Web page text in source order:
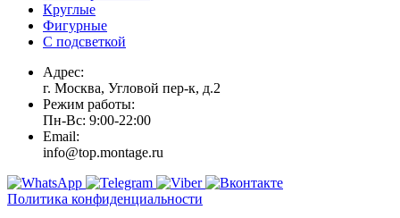
Круглые
Фигурные
С подсветкой
Адрес:
г. Москва, Угловой пер-к, д.2
Режим работы:
Пн-Вс: 9:00-22:00
Email:
info@top.montage.ru
Политика конфиденциальности